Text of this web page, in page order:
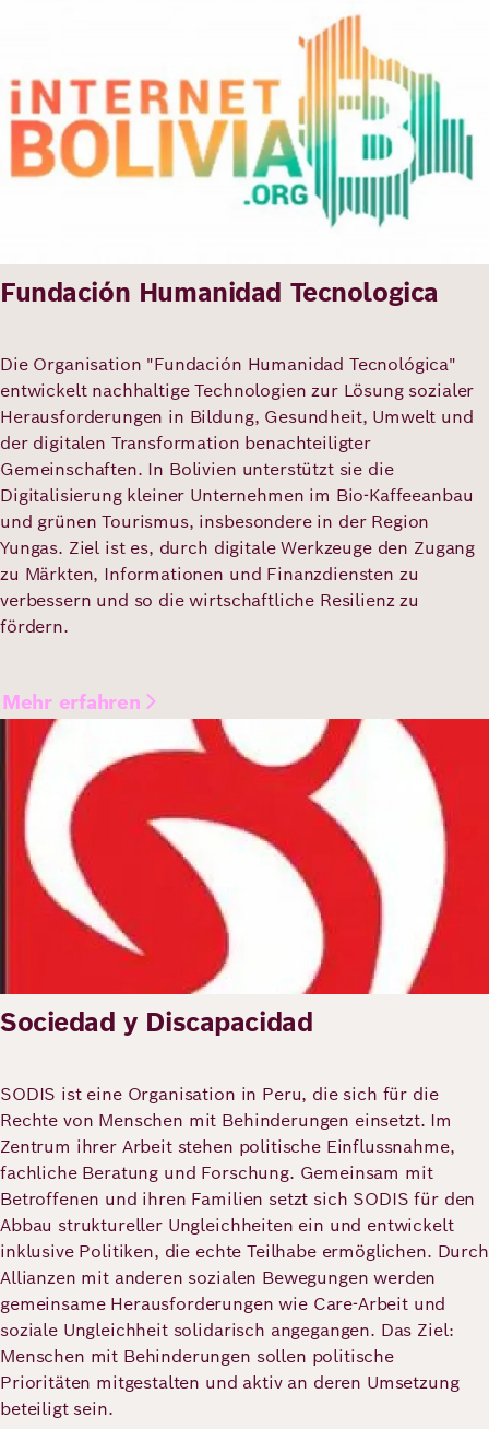
Fundación Humanidad Tecnologica
Die Organisation "Fundación Humanidad Tecnológica"
entwickelt nachhaltige Technologien zur Lösung sozialer
Herausforderungen in Bildung, Gesundheit, Umwelt und
der digitalen Transformation benachteiligter
Gemeinschaften. In Bolivien unterstützt sie die
Digitalisierung kleiner Unternehmen im Bio-Kaffeeanbau
und grünen Tourismus, insbesondere in der Region
Yungas. Ziel ist es, durch digitale Werkzeuge den Zugang
zu Märkten, Informationen und Finanzdiensten zu
verbessern und so die wirtschaftliche Resilienz zu
fördern.
Mehr erfahren
Sociedad y Discapacidad
SODIS ist eine Organisation in Peru, die sich für die
Rechte von Menschen mit Behinderungen einsetzt. Im
Zentrum ihrer Arbeit stehen politische Einflussnahme,
fachliche Beratung und Forschung. Gemeinsam mit
Betroffenen und ihren Familien setzt sich SODIS für den
Abbau struktureller Ungleichheiten ein und entwickelt
inklusive Politiken, die echte Teilhabe ermöglichen. Durch
Allianzen mit anderen sozialen Bewegungen werden
gemeinsame Herausforderungen wie Care-Arbeit und
soziale Ungleichheit solidarisch angegangen. Das Ziel:
Menschen mit Behinderungen sollen politische
Prioritäten mitgestalten und aktiv an deren Umsetzung
beteiligt sein.